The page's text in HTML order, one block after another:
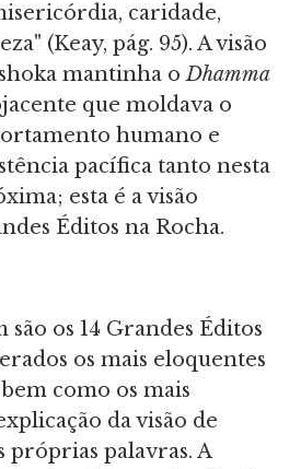
caridade,
(Keay, pág. 95). A visão
mantinha oDhamma
que moldava o
humano e
pacífica tanto nesta
esta é a visão
Éditos na Rocha.
são os 14 Grandes Éditos
os mais eloquentes
como os mais
da visão de
próprias palavras. A